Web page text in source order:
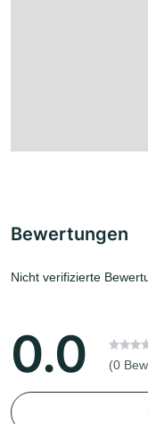
Bewertungen
Nicht verifizierte
0.0 (0